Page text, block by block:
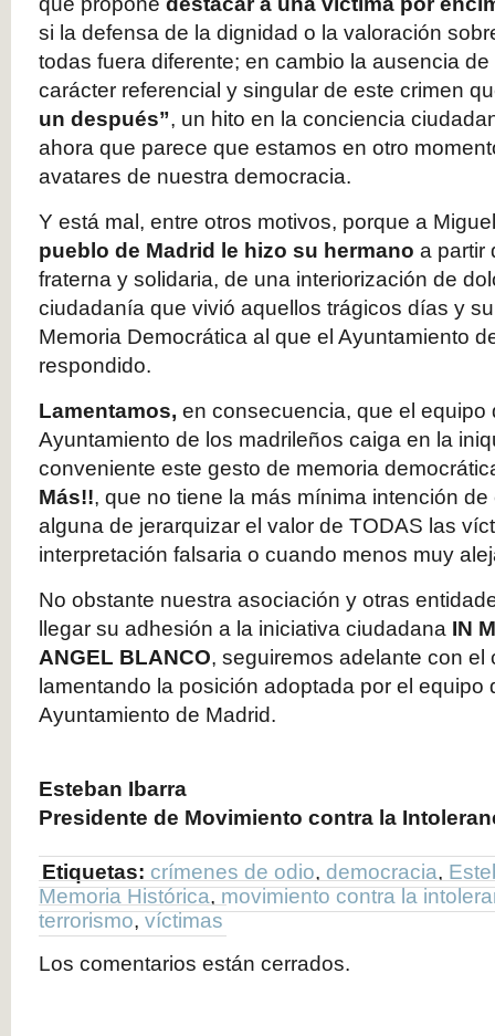
si la defensa de la dignidad o la valoración
todas fuera diferente; en cambio la ausencia
carácter referencial y singular de este crimen
un después”, un hito en la conciencia
ahora que parece que estamos en otro
avatares de nuestra democracia.
Y está mal, entre otros motivos, porque a
pueblo de Madrid le hizo su hermano a partir
fraterna y solidaria, de una interiorización de
ciudadanía que vivió aquellos trágicos días y
Memoria Democrática al que el Ayuntamiento
respondido.
Lamentamos, en consecuencia, que el equipo
Ayuntamiento de los madrileños caiga en la
conveniente este gesto de memoria
Más!!, que no tiene la más mínima intención
alguna de jerarquizar el valor de TODAS las
interpretación falsaria o cuando menos muy
No obstante nuestra asociación y otras
llegar su adhesión a la iniciativa ciudadana IN
ANGEL BLANCO, seguiremos adelante con el
lamentando la posición adoptada por el equipo
Ayuntamiento de Madrid.
Esteban Ibarra
Presidente de Movimiento contra la
Etiquetas: crímenes de odio, democracia,
Memoria Histórica, movimiento contra la
terrorismo, víctimas
Los comentarios están cerrados.